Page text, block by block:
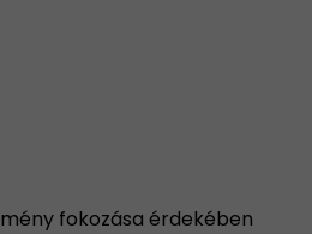
fokozása érdekében